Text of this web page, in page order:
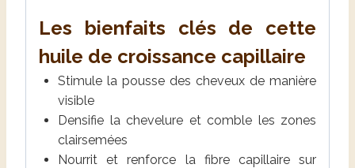
Les bienfaits clés de cette
huile de croissance capillaire
Stimule la pousse des cheveux de manière
visible
Densifie la chevelure et comble les zones
clairsemées
Nourrit et renforce la fibre capillaire sur